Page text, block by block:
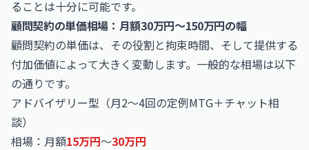
ることは十分に可能です。
顧問契約の単価相場：月額30万円〜150万円の幅
顧問契約の単価は、その役割と拘束時間、そして提供する
付加価値によって大きく変動します。一般的な相場は以下
の通りです。
アドバイザリー型（月2〜4回の定例MTG＋チャット相
談）
相場：月額15万円〜30万円